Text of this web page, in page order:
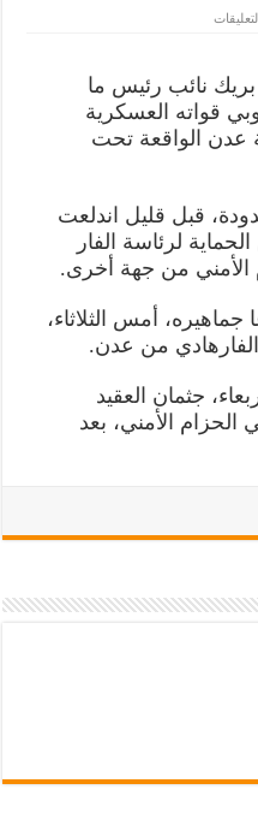
إلى
اقتحام
قصر
المعاشيق
وعدن
المرتزقة
مغلقة
بريك نائب رئيس ما
قواته العسكرية
عدن الواقعة تحت
قبل قليل اندلعت
لرئاسة الفار
الأمني من جهة أخرى.
أمس الثلاثاء،
من عدن.
جثمان العقيد
الحزام الأمني، بعد